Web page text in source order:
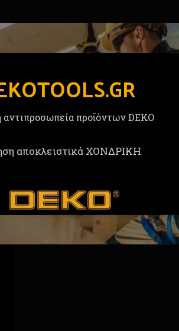
προϊόντων DEKO
αποκλειστικά ΧΟΝΔΡΙΚΗ
μύτες και τρυπάνια
δυνατό και έχει βολική λαβή.